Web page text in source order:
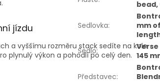
jízdu
a vyššímu rozměru stack sedíte na kole
plynulý výkon a pohodlí po celý den.
bead,
Sedlovka:
mm
Sedlo:
145
Představec: